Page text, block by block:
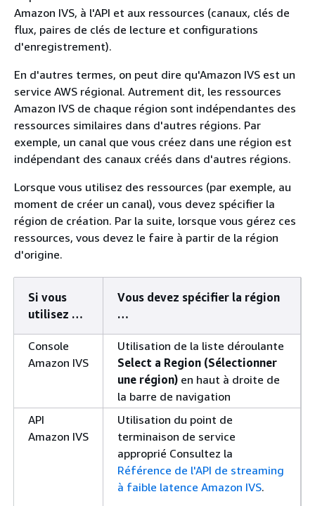
Amazon IVS, à l'API et aux ressources (canaux, clés de
flux, paires de clés de lecture et configurations
d'enregistrement).
En d'autres termes, on peut dire qu'Amazon IVS est un
service AWS régional. Autrement dit, les ressources
Amazon IVS de chaque région sont indépendantes des
ressources similaires dans d'autres régions. Par
exemple, un canal que vous créez dans une région est
indépendant des canaux créés dans d'autres régions.
Lorsque vous utilisez des ressources (par exemple, au
moment de créer un canal), vous devez spécifier la
région de création. Par la suite, lorsque vous gérez ces
ressources, vous devez le faire à partir de la région
d'origine.
Si vous
utilisez …
Vous devez spécifier la région
…
Console
Amazon IVS
Utilisation de la liste déroulante
Select a Region (Sélectionner
une région) en haut à droite de
la barre de navigation
API
Amazon IVS
Utilisation du point de
terminaison de service
approprié Consultez la
Référence de l'API de streaming
à faible latence Amazon IVS.